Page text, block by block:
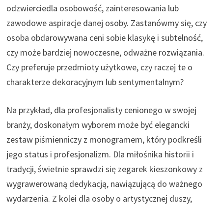
odzwierciedla osobowość, zainteresowania lub
zawodowe aspiracje danej osoby. Zastanówmy się, czy
osoba obdarowywana ceni sobie klasykę i subtelność,
czy może bardziej nowoczesne, odważne rozwiązania.
Czy preferuje przedmioty użytkowe, czy raczej te o
charakterze dekoracyjnym lub sentymentalnym?
Na przykład, dla profesjonalisty cenionego w swojej
branży, doskonałym wyborem może być elegancki
zestaw piśmienniczy z monogramem, który podkreśli
jego status i profesjonalizm. Dla miłośnika historii i
tradycji, świetnie sprawdzi się zegarek kieszonkowy z
wygrawerowaną dedykacją, nawiązującą do ważnego
wydarzenia. Z kolei dla osoby o artystycznej duszy,